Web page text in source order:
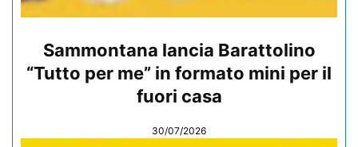
Sammontana lancia Barattolino
“Tutto per me” in formato mini per il
fuori casa
30/07/2026